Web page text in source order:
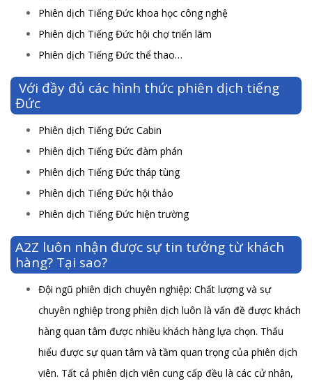
Phiên dịch Tiếng Đức khoa học công nghệ
Phiên dịch Tiếng Đức hội chợ triển lãm
Phiên dịch Tiếng Đức thể thao…
Với đầy đủ các hình thức phiên dịch tiếng
Đức
Phiên dịch Tiếng Đức Cabin
Phiên dịch Tiếng Đức đàm phán
Phiên dịch Tiếng Đức tháp tùng
Phiên dịch Tiếng Đức hội thảo
Phiên dịch Tiếng Đức hiện trường
A2Z luôn nhận được sự tin tưởng từ khách
hàng? Tại sao?
Đội ngũ phiên dịch chuyên nghiệp: Chất lượng và sự
chuyên nghiệp trong phiên dịch luôn là vấn đề được khách
hàng quan tâm được nhiều khách hàng lựa chọn. Thấu
hiểu được sự quan tâm và tầm quan trọng của phiên dịch
viên. Tất cả phiên dịch viên cung cấp đều là các cử nhân,